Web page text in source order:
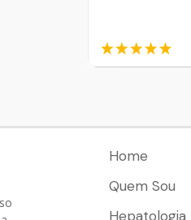
Home
Quem Sou
Hepatologia